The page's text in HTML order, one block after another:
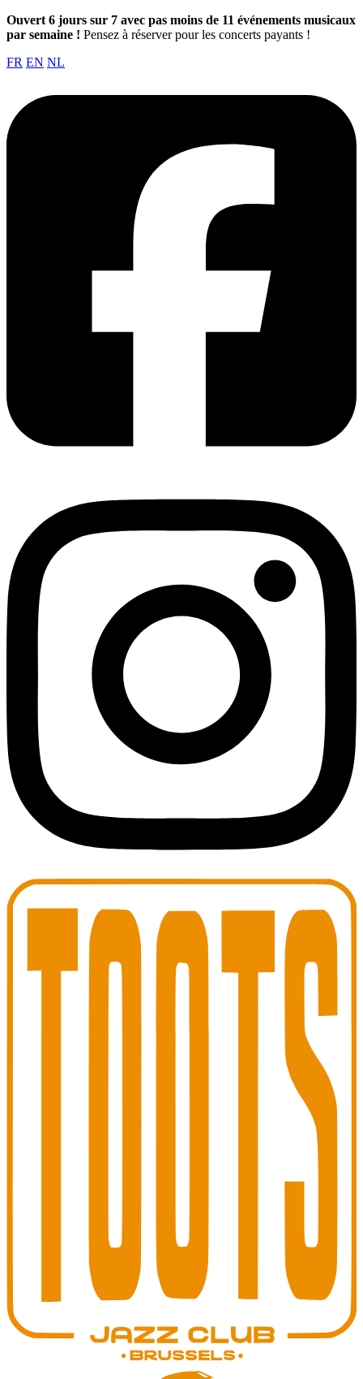
Ouvert 6 jours sur 7 avec pas moins de 11 événements musicaux
par semaine ! Pensez à réserver pour les concerts payants !
FR EN NL
Toots Jazz Club